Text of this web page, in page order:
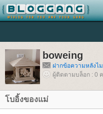
boweing
ฝากข้อความหลังไ
ผู้ติดตามบล็อก : 0
บอิ้งของแม่